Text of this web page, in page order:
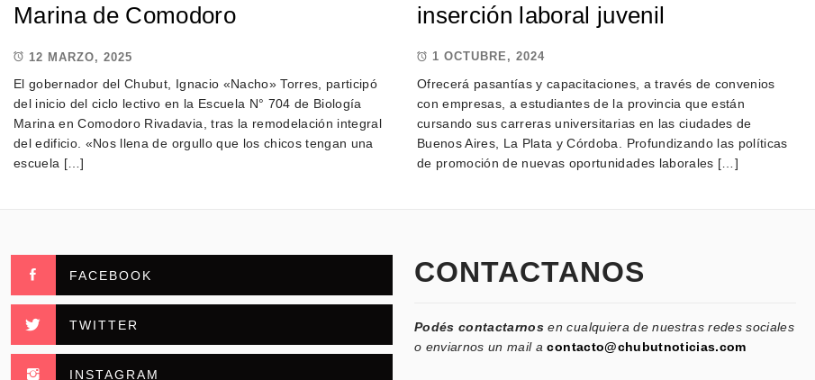
Marina de Comodoro
12 MARZO, 2025
El gobernador del Chubut, Ignacio «Nacho» Torres, participó
del inicio del ciclo lectivo en la Escuela N° 704 de Biología
Marina en Comodoro Rivadavia, tras la remodelación integral
del edificio. «Nos llena de orgullo que los chicos tengan una
escuela […]
inserción laboral juvenil
1 OCTUBRE, 2024
Ofrecerá pasantías y capacitaciones, a través de convenios
con empresas, a estudiantes de la provincia que están
cursando sus carreras universitarias en las ciudades de
Buenos Aires, La Plata y Córdoba. Profundizando las políticas
de promoción de nuevas oportunidades laborales […]
FACEBOOK
TWITTER
INSTAGRAM
CONTACTANOS
Podés contactarnos en cualquiera de nuestras redes sociales
o enviarnos un mail acontacto@chubutnoticias.com